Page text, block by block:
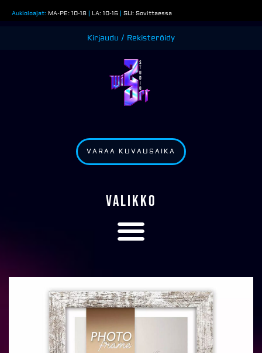
sisältöön
Aukioloajat: MA-PE: 10-18 | LA: 10-16 | SU: Sovittaessa
Kirjaudu / Rekisteröidy
VARAA KUVAUSAIKA
VALIKKO